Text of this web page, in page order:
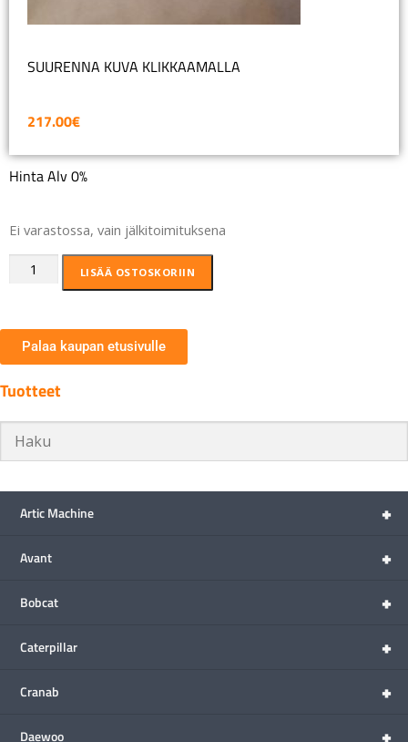
SUURENNA KUVA KLIKKAAMALLA
217.00€
Hinta Alv 0%
Ei varastossa, vain jälkitoimituksena
LISÄÄ OSTOSKORIIN
Palaa kaupan etusivulle
Tuotteet
+
Artic Machine
+
Avant
+
Bobcat
+
Caterpillar
+
Cranab
+
Daewoo